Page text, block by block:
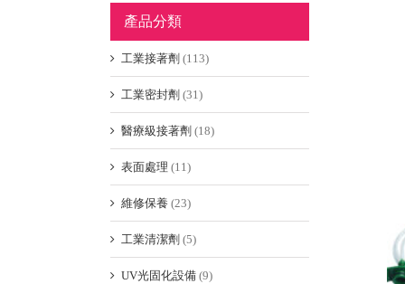
產品分類
工業接著劑 (113)
工業密封劑 (31)
醫療級接著劑 (18)
表面處理 (11)
維修保養 (23)
工業清潔劑 (5)
UV光固化設備 (9)